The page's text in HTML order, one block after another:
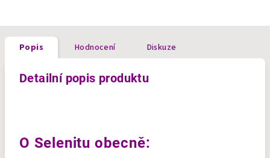
Popis Hodnocení Diskuze
Detailní popis produktu
O Selenitu obecně: